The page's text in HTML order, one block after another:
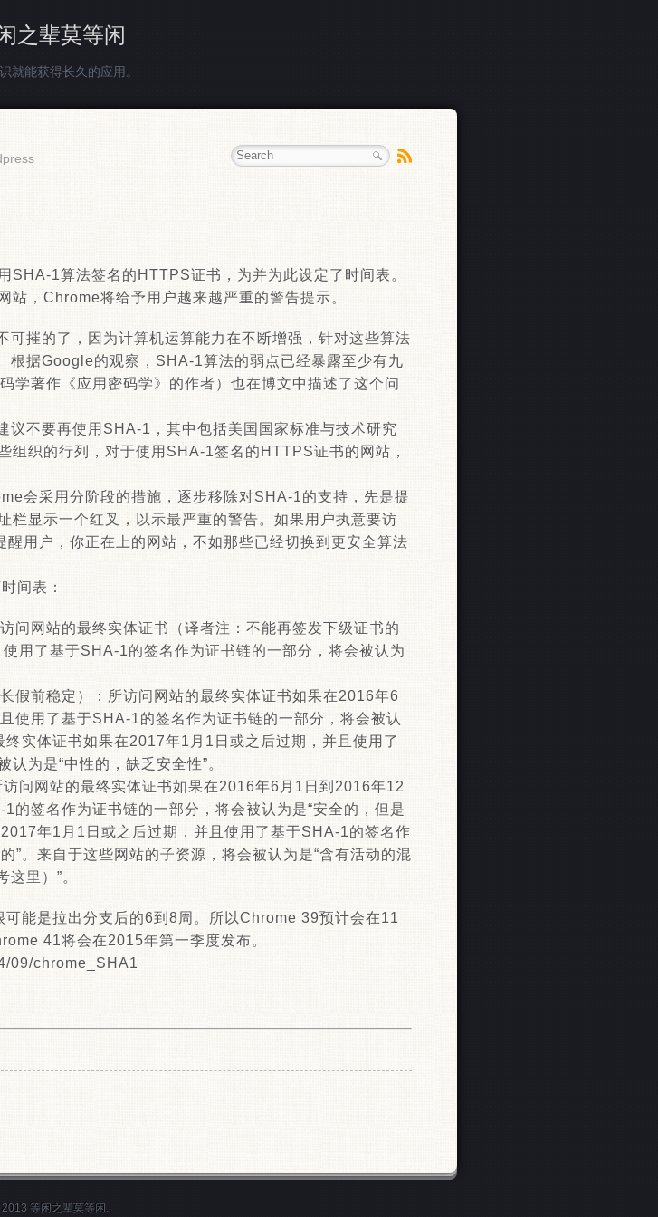
之辈莫等闲
就能获得长久的应用。
1算法签名的HTTPS证书，为并为此设定了时间表。
，Chrome将给予用户越来越严重的警告提示。
可摧的了，因为计算机运算能力在不断增强，针对这些算法
根据Google的观察，SHA-1算法的弱点已经暴露至少有九
学著作《应用密码学》的作者）也在博文中描述了这个问
议不要再使用SHA-1，其中包括美国国家标准与技术研究
织的行列，对于使用SHA-1签名的HTTPS证书的网站，
会采用分阶段的措施，逐步移除对SHA-1的支持，先是提
栏显示一个红叉，以示最严重的警告。如果用户执意要访
用户，你正在上的网站，不如那些已经切换到更安全算法
间表：
问网站的最终实体证书（译者注：不能再签发下级证书的
用了基于SHA-1的签名作为证书链的一部分，将会被认为
假前稳定）：所访问网站的最终实体证书如果在2016年6
使用了基于SHA-1的签名作为证书链的一部分，将会被认
终实体证书如果在2017年1月1日或之后过期，并且使用了
为是“中性的，缺乏安全性”。
问网站的最终实体证书如果在2016年6月1日到2016年12
的签名作为证书链的一部分，将会被认为是“安全的，但是
年1月1日或之后过期，并且使用了基于SHA-1的签名作
”。来自于这些网站的子资源，将会被认为是“含有活动的混
里）”。
能是拉出分支后的6到8周。所以Chrome 39预计会在11
41将会在2015年第一季度发布。
09/chrome_SHA1
等闲之辈莫等闲.